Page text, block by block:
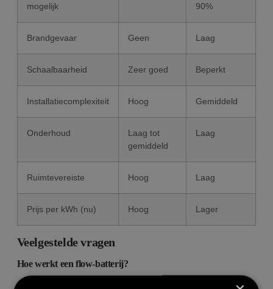
mogelijk
90%
Brandgevaar Geen Laag
Schaalbaarheid Zeer goed Beperkt
Installatiecomplexiteit Hoog Gemiddeld
Onderhoud
Laag tot
gemiddeld
Laag
Ruimtevereiste Hoog Laag
Prijs per kWh (nu) Hoog Lager
Veelgestelde vragen
Hoe werkt een flow-batterij?
Een flow-batterij bestaat uit twee opslagtanks met